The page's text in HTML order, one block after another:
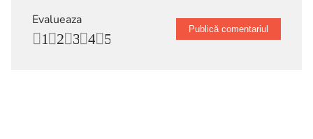
Evalueaza
5
4
3
2
1